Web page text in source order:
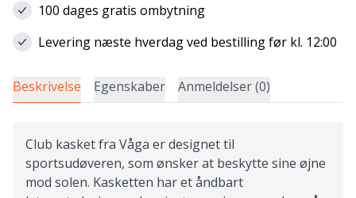
100 dages gratis ombytning
Levering næste hverdag ved bestilling før kl. 12:00
Beskrivelse Egenskaber Anmeldelser (0)
Club kasket fra Våga er designet til
sportsudøveren, som ønsker at beskytte sine øjne
mod solen. Kasketten har et åndbart